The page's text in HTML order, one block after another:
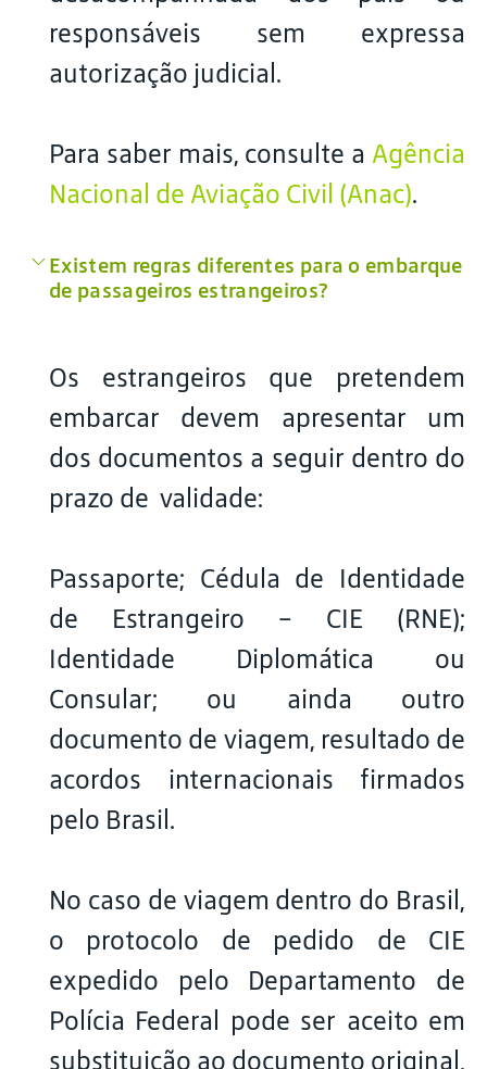
responsáveis sem expressa
autorização judicial.
Para saber mais, consulte a Agência
Nacional de Aviação Civil (Anac).
Existem regras diferentes para o embarque
de passageiros estrangeiros?
Os estrangeiros que pretendem
embarcar devem apresentar um
dos documentos a seguir dentro do
prazo de validade:
Passaporte; Cédula de Identidade
de Estrangeiro – CIE (RNE);
Identidade Diplomática ou
Consular; ou ainda outro
documento de viagem, resultado de
acordos internacionais firmados
pelo Brasil.
No caso de viagem dentro do Brasil,
o protocolo de pedido de CIE
expedido pelo Departamento de
Polícia Federal pode ser aceito em
substituição ao documento original,